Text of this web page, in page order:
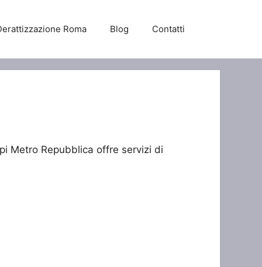
Roma Blog Contatti
Metro Repubblica offre servizi di